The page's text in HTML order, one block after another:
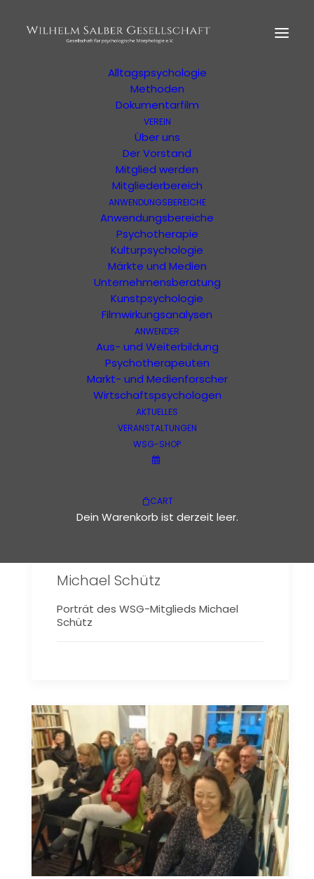
MORPHOLOGIE
Der Begründer
Alltagspsychologie
Methoden
Dokumentarfilm
VEREIN
Über uns
Der Vorstand
Mitglied werden
Mitgliederbereich
ANWENDUNGSBEREICHE
Anwendungsbereiche
Psychotherapie
Kulturpsychologie
Märkte und Medien
Unternehmensberatung
Kunstpsychologie
Filmwirkungsanalysen
ANWENDER
Aus- und Weiterbildung
Psychotherapeuten
Markt- und Medienforscher
Wirtschaftspsychologen
AKTUELLES
VERANSTALTUNGEN
WSG-SHOP
CART
Dein Warenkorb ist derzeit leer.
Ihre Suchergebnisse
Ergebnisse Ihrer Suche oder Ihres Filters
Michael Schütz
Michael Schütz
Porträt des WSG-Mitglieds Michael
Schütz